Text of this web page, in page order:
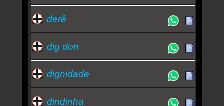
derê
dig don
dignidade
dindinha